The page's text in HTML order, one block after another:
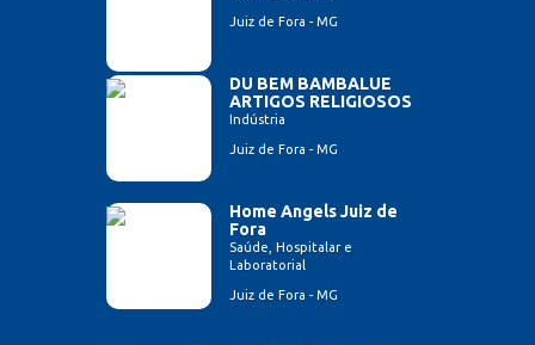
Juiz de Fora - MG
DU BEM BAMBALUE
ARTIGOS RELIGIOSOS
Indústria
Juiz de Fora - MG
Home Angels Juiz de
Fora
Saúde, Hospitalar e
Laboratorial
Juiz de Fora - MG